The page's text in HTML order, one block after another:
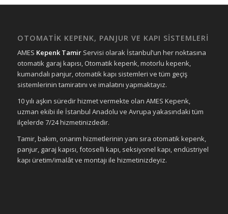
OTOMATİK KEPENK, PANJUR VE KAPI SİSTEMLERİ
AMES Kepenk Tamir Servisi olarak İstanbul’un her noktasına
otomatik garaj kapısı, Otomatik kepenk, motorlu kepenk,
kumandalı panjur, otomatik kapı sistemleri ve tüm geçiş
sistemlerinin tamiratını ve imalatını yapmaktayız.
10 yılı aşkın süredir hizmet vermekte olan AMES Kepenk,
uzman ekibi ile İstanbul Anadolu ve Avrupa yakasındaki tüm
ilçelerde 7/24 hizmetinizdedir.
Tamir, bakım, onarım hizmetlerinin yanı sıra otomatik kepenk,
panjur, garaj kapısı, fotoselli kapı, seksiyonel kapı, endüstriyel
kapı üretim/imalât ve montajı ile hizmetinizdeyiz.